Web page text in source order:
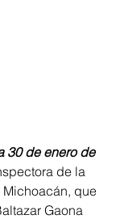
30 de enero de
de la
que
Gaona